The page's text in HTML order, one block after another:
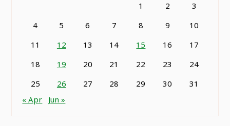
1
2
3
4
5 6 7 8 9
10
11
12 13 14 15 16
17
18
19 20 21 22 23
24
25
26 27 28 29 30
31
« Apr
Jun »